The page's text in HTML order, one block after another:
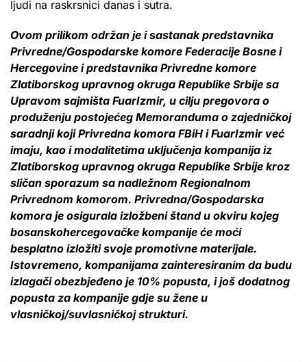
ljudi na raskrsnici danas i sutra.
Ovom prilikom održan je i sastanak predstavnika
Privredne/Gospodarske komore Federacije Bosne i
Hercegovine i predstavnika Privredne komore
Zlatiborskog upravnog okruga Republike Srbije sa
Upravom sajmišta FuarIzmir, u cilju pregovora o
produženju postojećeg Memoranduma o zajedničkoj
saradnji koji Privredna komora FBiH i FuarIzmir već
imaju, kao i modalitetima uključenja kompanija iz
Zlatiborskog upravnog okruga Republike Srbije kroz
sličan sporazum sa nadležnom Regionalnom
Privrednom komorom. Privredna/Gospodarska
komora je osigurala izložbeni štand u okviru kojeg
bosanskohercegovačke kompanije će moći
besplatno izložiti svoje promotivne materijale.
Istovremeno, kompanijama zainteresiranim da budu
izlagači obezbjeđeno je 10% popusta, i još dodatnog
popusta za kompanije gdje su žene u
vlasničkoj/suvlasničkoj strukturi.